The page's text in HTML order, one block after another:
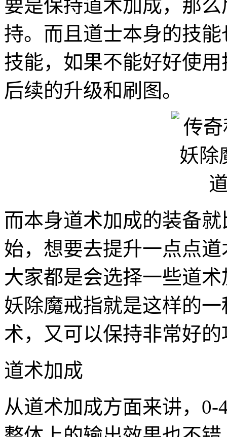
要是保持道术加成，那
持。而且道士本身的技
技能，如果不能好好使
后续的升级和刷图。
而本身道术加成的装备
始，想要去提升一点点
大家都是会选择一些道
妖除魔戒指就是这样的
术，又可以保持非常好
道术加成
从道术加成方面来讲，